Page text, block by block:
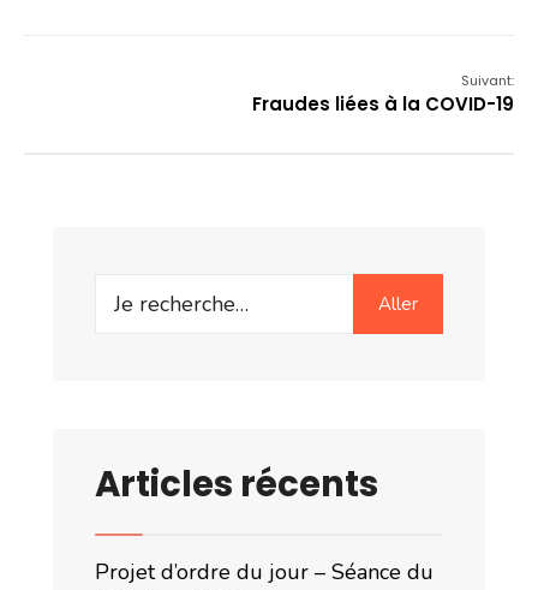
Suivant:
Fraudes liées à la COVID-19
Search
Aller
Articles récents
Projet d’ordre du jour – Séance du